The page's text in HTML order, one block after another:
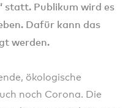
statt. Publikum wird es
Dafür kann das
werden.
ökologische
noch Corona. Die